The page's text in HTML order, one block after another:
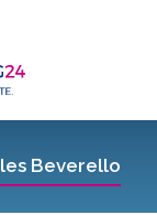
Beverello